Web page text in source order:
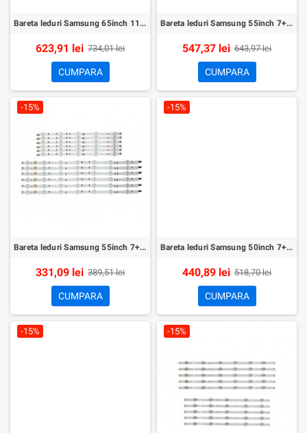
Bareta leduri Samsung 65inch 11+9led set 22buc
623,91 lei 734,01 lei
CUMPARA
Bareta leduri Samsung 55inch 7+11led set 20buc
547,37 lei 643,97 lei
CUMPARA
-15%
Bareta leduri Samsung 55inch 7+5led set 12buc
331,09 lei 389,51 lei
CUMPARA
-15%
Bareta leduri Samsung 50inch 7+6led set 16buc
440,89 lei 518,70 lei
CUMPARA
-15% -15%